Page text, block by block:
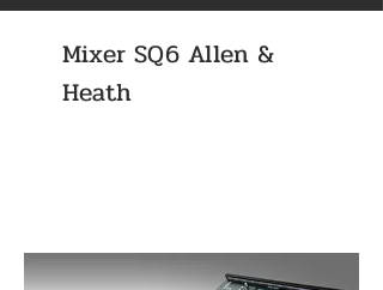
Mixer SQ6 Allen &
Heath